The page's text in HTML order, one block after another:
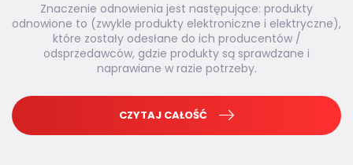
Znaczenie odnowienia jest następujące: produkty
odnowione to (zwykle produkty elektroniczne i elektryczne),
które zostały odesłane do ich producentów /
odsprzedawców, gdzie produkty są sprawdzane i
naprawiane w razie potrzeby.
CZYTAJ CAŁOŚĆ